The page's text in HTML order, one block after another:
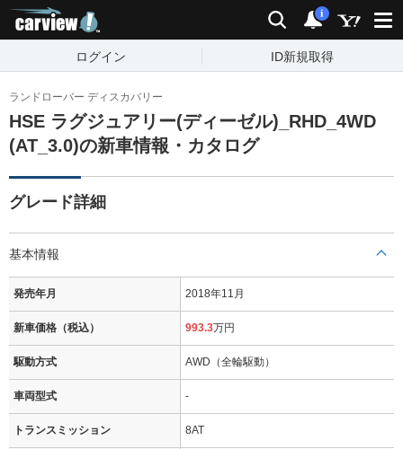
検索 通知
i
ログイン ID新規取得
ランドローバー ディスカバリー
HSE ラグジュアリー(ディーゼル)_RHD_4WD
(AT_3.0)の新車情報・カタログ
グレード詳細
基本情報
発売年月 2018年11月
新車価格（税込） 993.3万円
駆動方式 AWD（全輪駆動）
車両型式 -
トランスミッション 8AT